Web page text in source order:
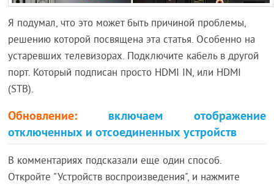
Я подумал, что это может быть причиной проблемы,
решению которой посвящена эта статья. Особенно на
устаревших телевизорах. Подключите кабель в другой
порт. Который подписан просто HDMI IN, или HDMI
(STB).
Обновление: включаем отображение
отключенных и отсоединенных устройств
В комментариях подсказали еще один способ.
Откройте "Устройств воспроизведения", и нажмите